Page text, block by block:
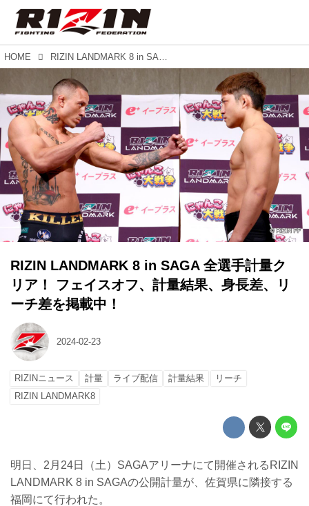
HOME RIZIN LANDMARK 8 in SAGA 全選手計量クリア！ フェイスオフ、計量結果、身長差、リーチ差を掲載中！
RIZIN LANDMARK 8 in SAGA 全選手計量ク
リア！ フェイスオフ、計量結果、身長差、リ
ーチ差を掲載中！
2024-02-23
RIZINニュース 計量 ライブ配信 計量結果
リーチ
RIZIN LANDMARK8
明日、2月24日（土）SAGAアリーナにて開催されるRIZIN
LANDMARK 8 in SAGAの公開計量が、佐賀県に隣接する
福岡にて行われた。